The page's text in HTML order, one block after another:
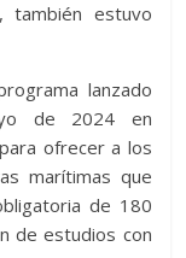
también estuvo
lanzado
de 2024 en
ofrecer a los
marítimas que
de 180
de estudios con